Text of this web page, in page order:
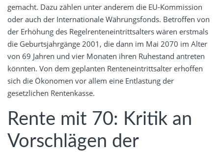
gemacht. Dazu zählen unter anderem die EU-Kommission
oder auch der Internationale Währungsfonds. Betroffen von
der Erhöhung des Regelrenteneintrittsalters wären erstmals
die Geburtsjahrgänge 2001, die dann im Mai 2070 im Alter
von 69 Jahren und vier Monaten ihren Ruhestand antreten
könnten. Von dem geplanten Renteneintrittsalter erhoffen
sich die Ökonomen vor allem eine Entlastung der
gesetzlichen Rentenkasse.
Rente mit 70: Kritik an
Vorschlägen der